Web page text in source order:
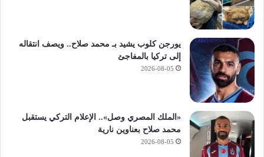
يورجن كلوب يشيد بـ محمد صلاح.. ويصف انتقاله
إلى تركيا بالمفاجئ
2026-08-05
«الملك المصري وصل».. الإعلام التركي يستقبل
محمد صلاح بعناوين نارية
2026-08-05